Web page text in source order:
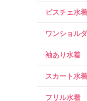
ビスチェ水着
ワンショル
袖あり水着
スカート水着
フリル水着